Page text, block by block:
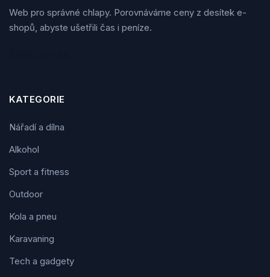
Web pro správné chlapy. Porovnáváme ceny z desítek e-
shopů, abyste ušetřili čas i peníze.
KATEGORIE
Nářadí a dílna
Alkohol
Sport a fitness
Outdoor
Kola a pneu
Karavaning
Tech a gadgety